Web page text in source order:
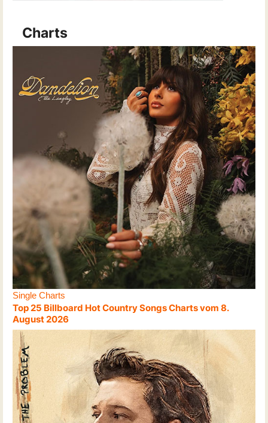
Charts
Single Charts
Top 25 Billboard Hot Country Songs Charts vom 8.
August 2026